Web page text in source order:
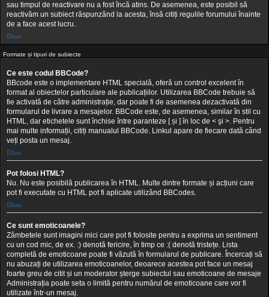
sau timpul de reactivare nu a fost încă atins. De asemenea, este posibil să
reactivăm un subiect răspunzând la acesta, însă citiți regulile forumului înainte
de a face acest lucru.
Sus
Formate și tipuri de subiecte
Ce este codul BBCode?
BBcode este o implementare HTML specială, oferă un control excelent în
format al obiectelor particulare ale publicațiilor. Utilizarea BBCode trebuie să
fie activată de către administrație, dar poate fi de asemenea dezactivată din
formularul de livrare a mesajelor. BBCode este, de asemenea, similar în stil cu
HTML, dar etichetele sunt închise între paranteze [ și ] în loc de < şi >. Pentru
mai multe informații, citiți manualul BBCode. Linkul apare de fiecare dată când
veți posta un mesaj.
Sus
Pot folosi HTML?
Nu. Nu este posibilă publicarea în HTML. Multe dintre formate și acțiuni care
pot fi executate cu HTML pot fi aplicate utilizând BBCodes.
Sus
Ce sunt emoticoanele?
Zâmbetele sunt imagini mici care pot fi folosite pentru a exprima un sentiment
cu un cod mic, de ex. :) denotă fericire, în timp ce :( denotă tristețe. Lista
completă de emoticoane poate fi văzută în formularul de publicare. Încercați să
nu abuzați de utilizarea emoticoanelor, deoarece acestea pot face un mesaj
foarte greu de citit și un moderator șterge subiectul sau emoticoane de mesaje
Administrația poate seta o limită pentru numărul de emoticoane care vor fi
utilizate într-un mesaj.